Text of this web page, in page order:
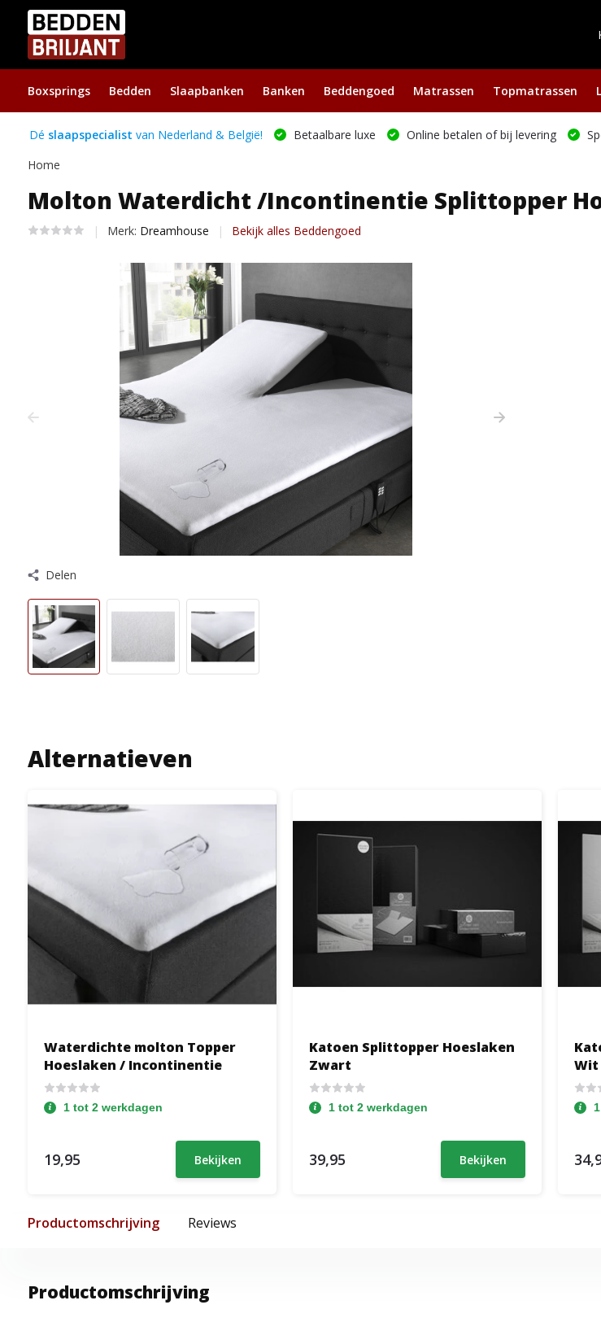
Boxsprings Bedden Slaapbanken Banken Beddengoed Matrassen Topmatrassen
Dé slaapspecialist van Nederland & België! Betaalbare luxe Online betalen of bij levering
Home
Molton Waterdicht /Incontinentie Splittopper
Merk: Dreamhouse Bekijk alles Beddengoed
Delen
Alternatieven
Waterdichte molton Topper
Hoeslaken / Incontinentie
1 tot 2 werkdagen
19,95 Bekijken
Katoen Splittopper Hoeslaken
Zwart
1 tot 2 werkdagen
39,95 Bekijken
Wit
Productomschrijving Reviews
Productomschrijving